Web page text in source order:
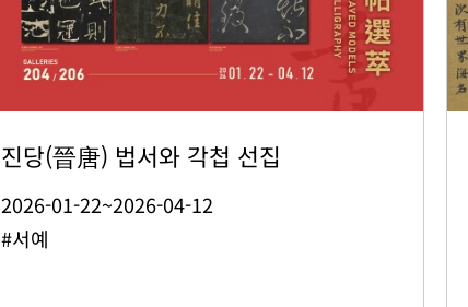
진당(晉唐) 법서와 각첩 선집
2026-01-22~2026-04-12
#서예